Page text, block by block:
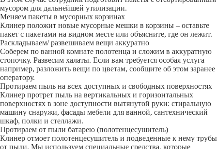
мусором для дальнейшей утилизации.
Меняем пакеты в мусорных корзинах
Клинер положит новые мусорные мешки в корзины – оставьте
пакет с пакетами на видном месте или объясните, где он лежит.
Раскладываем/ развешиваем вещи аккуратно
Соберем по ванной комнате полотенца и сложим в аккуратную
стопочку. Развесим халаты. Если вам требуется особая услуга –
например, разложить вещи по цветам, сообщите об этом заранее
оператору.
Протираем пыль на всех доступных и свободных поверхностях
Клинер протрет пыль на вертикальных и горизонтальных
поверхностях в зоне доступности вытянутой руки: стиральную
машину снаружи, фасады мебели для ванной, сантехнический
шкаф, полки и стеллажи.
Протираем от пыли батарею (полотенцесушитель)
Клинер отмоет полотенцесушитель и подведенные к нему трубы
от пыли. Мы используем специальные средства, которые